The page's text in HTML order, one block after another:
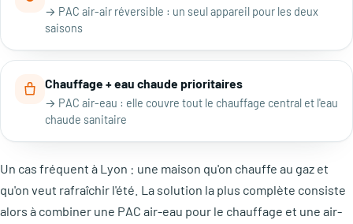
→ PAC air-air réversible : un seul appareil pour les deux
saisons
Chauffage + eau chaude prioritaires
→ PAC air-eau : elle couvre tout le chauffage central et l'eau
chaude sanitaire
Un cas fréquent à Lyon : une maison qu'on chauffe au gaz et
qu'on veut rafraîchir l'été. La solution la plus complète consiste
alors à combiner une PAC air-eau pour le chauffage et une air-